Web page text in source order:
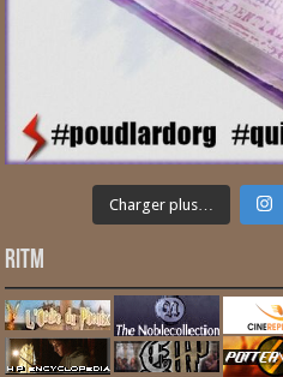
Charger plus…
RITM